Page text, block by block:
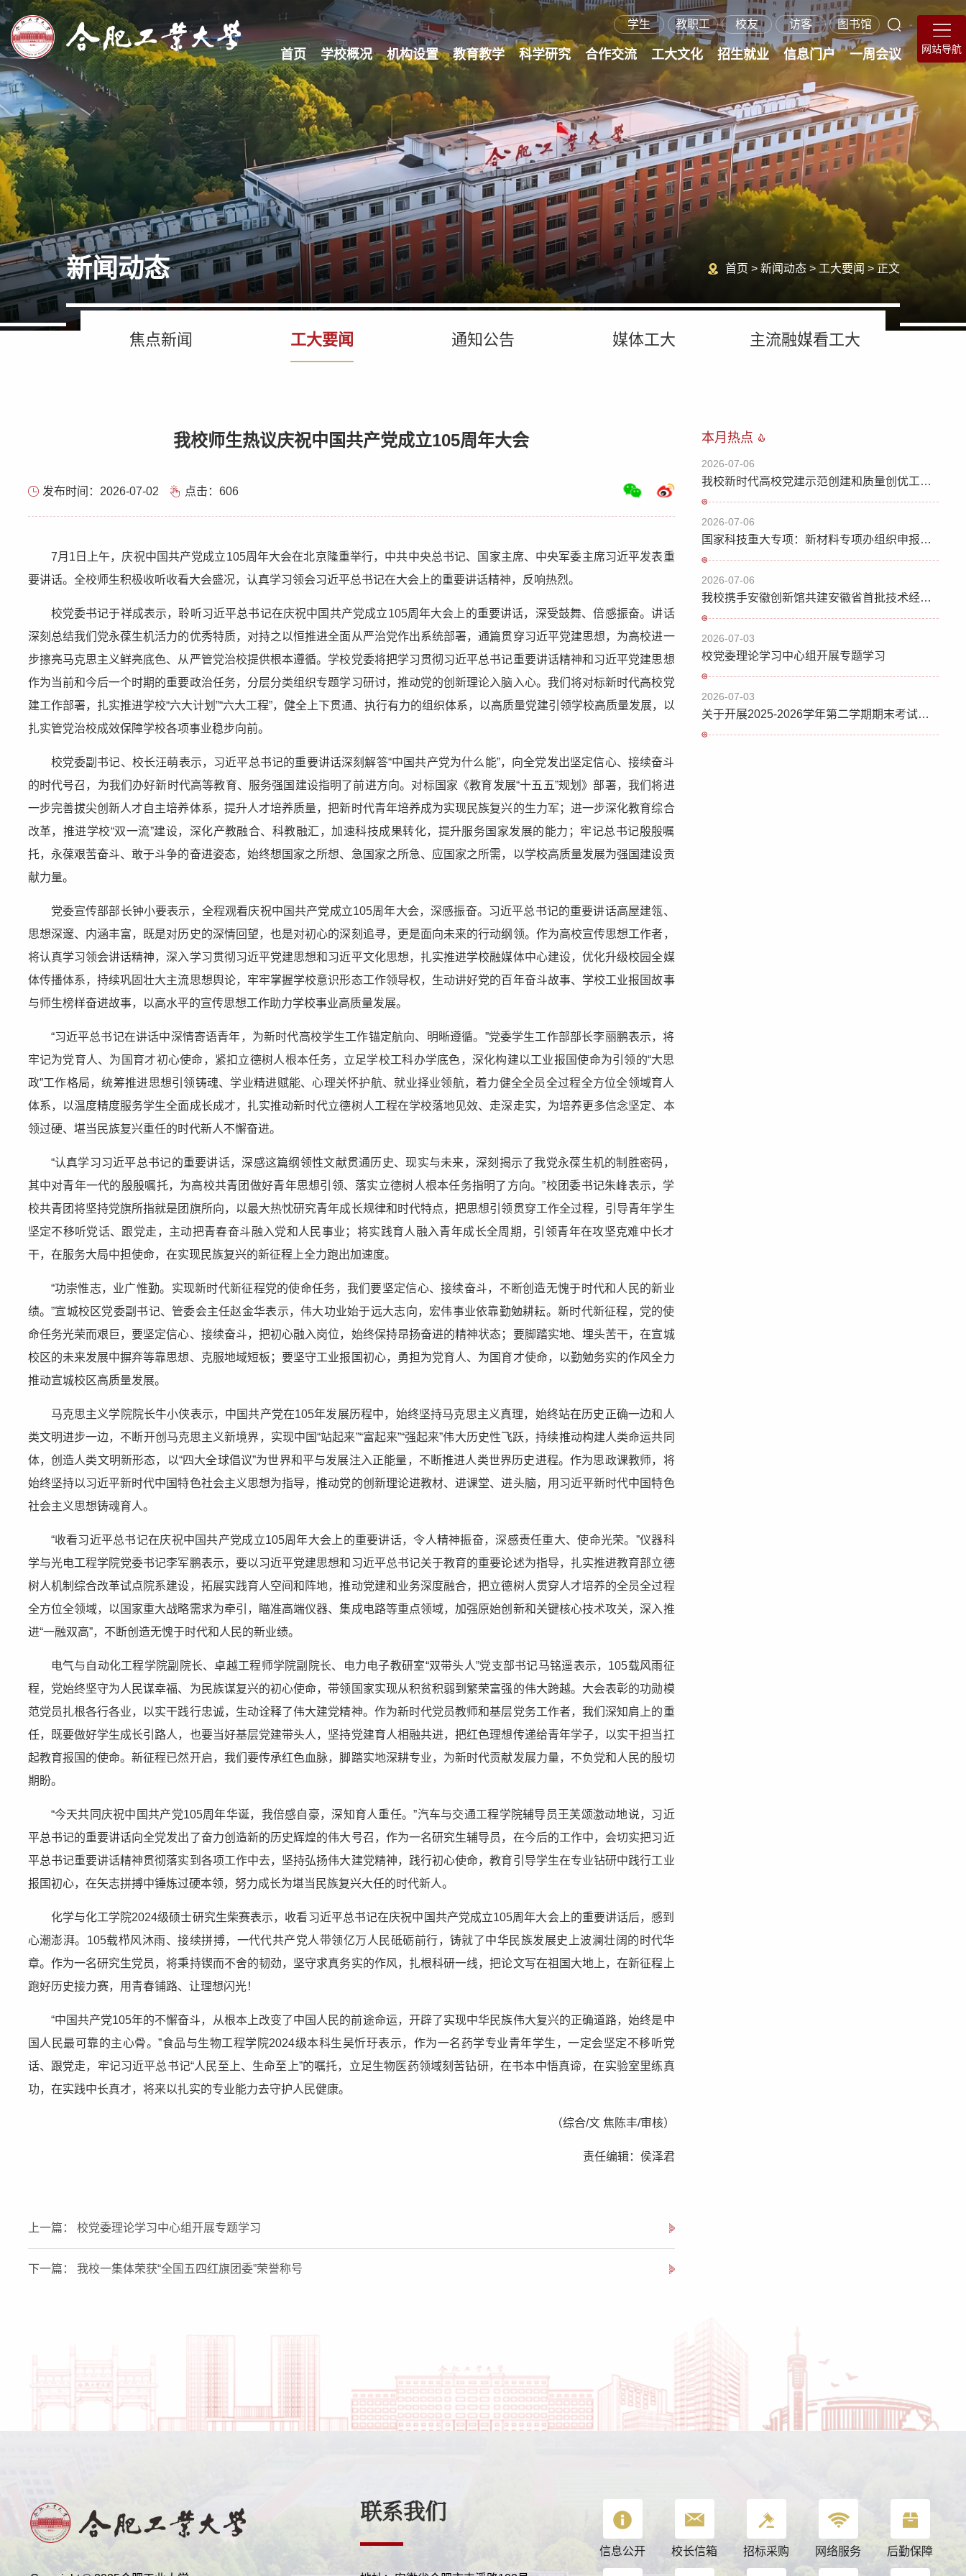
学生 教职工 校友 访客 图书馆
首页 学校概况
工大简介
历史沿革
现任领导
历任领导
学校章程
工大标识
机构设置
院系设置
组织机构
教育教学
本科生教育
研究生教育
科学研究 合作交流
外事资讯
国际交流
港澳台交流
交流项目
工大文化 招生就业
研究生招生
在职硕士招生
继续教育招生
就业指导服务
海外学生招生
信息门户 一周会议 网站导航
新闻动态 首页 > 新闻动态 > 工大要闻 > 正文
焦点新闻 工大要闻 通知公告 媒体工大 主流融媒看工大
我校师生热议庆祝中国共产党成立105周年大会
发布时间：2026-07-02 点击： 606
7月1日上午，庆祝中国共产党成立105周年大会在北京隆重举行，中共中央总书记、国家主席、中央军委主席习近平发表重
要讲话。全校师生积极收听收看大会盛况，认真学习领会习近平总书记在大会上的重要讲话精神，反响热烈。
校党委书记于祥成表示，聆听习近平总书记在庆祝中国共产党成立105周年大会上的重要讲话，深受鼓舞、倍感振奋。讲话
深刻总结我们党永葆生机活力的优秀特质，对持之以恒推进全面从严治党作出系统部署，通篇贯穿习近平党建思想，为高校进一
步擦亮马克思主义鲜亮底色、从严管党治校提供根本遵循。学校党委将把学习贯彻习近平总书记重要讲话精神和习近平党建思想
作为当前和今后一个时期的重要政治任务，分层分类组织专题学习研讨，推动党的创新理论入脑入心。我们将对标新时代高校党
建工作部署，扎实推进学校“六大计划”“六大工程”，健全上下贯通、执行有力的组织体系，以高质量党建引领学校高质量发展，以
扎实管党治校成效保障学校各项事业稳步向前。
校党委副书记、校长汪萌表示，习近平总书记的重要讲话深刻解答“中国共产党为什么能”，向全党发出坚定信心、接续奋斗
的时代号召，为我们办好新时代高等教育、服务强国建设指明了前进方向。对标国家《教育发展“十五五”规划》部署，我们将进
一步完善拔尖创新人才自主培养体系，提升人才培养质量，把新时代青年培养成为实现民族复兴的生力军；进一步深化教育综合
改革，推进学校“双一流”建设，深化产教融合、科教融汇，加速科技成果转化，提升服务国家发展的能力；牢记总书记殷殷嘱
托，永葆艰苦奋斗、敢于斗争的奋进姿态，始终想国家之所想、急国家之所急、应国家之所需，以学校高质量发展为强国建设贡
献力量。
党委宣传部部长钟小要表示，全程观看庆祝中国共产党成立105周年大会，深感振奋。习近平总书记的重要讲话高屋建瓴、
思想深邃、内涵丰富，既是对历史的深情回望，也是对初心的深刻追寻，更是面向未来的行动纲领。作为高校宣传思想工作者，
将认真学习领会讲话精神，深入学习贯彻习近平党建思想和习近平文化思想，扎实推进学校融媒体中心建设，优化升级校园全媒
体传播体系，持续巩固壮大主流思想舆论，牢牢掌握学校意识形态工作领导权，生动讲好党的百年奋斗故事、学校工业报国故事
与师生榜样奋进故事，以高水平的宣传思想工作助力学校事业高质量发展。
“习近平总书记在讲话中深情寄语青年，为新时代高校学生工作锚定航向、明晰遵循。”党委学生工作部部长李丽鹏表示，将
牢记为党育人、为国育才初心使命，紧扣立德树人根本任务，立足学校工科办学底色，深化构建以工业报国使命为引领的“大思
政”工作格局，统筹推进思想引领铸魂、学业精进赋能、心理关怀护航、就业择业领航，着力健全全员全过程全方位全领域育人
体系，以温度精度服务学生全面成长成才，扎实推动新时代立德树人工程在学校落地见效、走深走实，为培养更多信念坚定、本
领过硬、堪当民族复兴重任的时代新人不懈奋进。
“认真学习习近平总书记的重要讲话，深感这篇纲领性文献贯通历史、现实与未来，深刻揭示了我党永葆生机的制胜密码，
其中对青年一代的殷殷嘱托，为高校共青团做好青年思想引领、落实立德树人根本任务指明了方向。”校团委书记朱峰表示，学
校共青团将坚持党旗所指就是团旗所向，以最大热忱研究青年成长规律和时代特点，把思想引领贯穿工作全过程，引导青年学生
坚定不移听党话、跟党走，主动把青春奋斗融入党和人民事业；将实践育人融入青年成长全周期，引领青年在攻坚克难中长才
干，在服务大局中担使命，在实现民族复兴的新征程上全力跑出加速度。
“功崇惟志，业广惟勤。实现新时代新征程党的使命任务，我们要坚定信心、接续奋斗，不断创造无愧于时代和人民的新业
绩。”宣城校区党委副书记、管委会主任赵金华表示，伟大功业始于远大志向，宏伟事业依靠勤勉耕耘。新时代新征程，党的使
命任务光荣而艰巨，要坚定信心、接续奋斗，把初心融入岗位，始终保持昂扬奋进的精神状态；要脚踏实地、埋头苦干，在宣城
校区的未来发展中摒弃等靠思想、克服地域短板；要坚守工业报国初心，勇担为党育人、为国育才使命，以勤勉务实的作风全力
推动宣城校区高质量发展。
马克思主义学院院长牛小侠表示，中国共产党在105年发展历程中，始终坚持马克思主义真理，始终站在历史正确一边和人
类文明进步一边，不断开创马克思主义新境界，实现中国“站起来”“富起来”“强起来”伟大历史性飞跃，持续推动构建人类命运共同
体，创造人类文明新形态，以“四大全球倡议”为世界和平与发展注入正能量，不断推进人类世界历史进程。作为思政课教师，将
始终坚持以习近平新时代中国特色社会主义思想为指导，推动党的创新理论进教材、进课堂、进头脑，用习近平新时代中国特色
社会主义思想铸魂育人。
“收看习近平总书记在庆祝中国共产党成立105周年大会上的重要讲话，令人精神振奋，深感责任重大、使命光荣。”仪器科
学与光电工程学院党委书记李军鹏表示，要以习近平党建思想和习近平总书记关于教育的重要论述为指导，扎实推进教育部立德
树人机制综合改革试点院系建设，拓展实践育人空间和阵地，推动党建和业务深度融合，把立德树人贯穿人才培养的全员全过程
全方位全领域，以国家重大战略需求为牵引，瞄准高端仪器、集成电路等重点领域，加强原始创新和关键核心技术攻关，深入推
进“一融双高”，不断创造无愧于时代和人民的新业绩。
电气与自动化工程学院副院长、卓越工程师学院副院长、电力电子教研室“双带头人”党支部书记马铭遥表示，105载风雨征
程，党始终坚守为人民谋幸福、为民族谋复兴的初心使命，带领国家实现从积贫积弱到繁荣富强的伟大跨越。大会表彰的功勋模
范党员扎根各行各业，以实干践行忠诚，生动诠释了伟大建党精神。作为新时代党员教师和基层党务工作者，我们深知肩上的重
任，既要做好学生成长引路人，也要当好基层党建带头人，坚持党建育人相融共进，把红色理想传递给青年学子，以实干担当扛
起教育报国的使命。新征程已然开启，我们要传承红色血脉，脚踏实地深耕专业，为新时代贡献发展力量，不负党和人民的殷切
期盼。
“今天共同庆祝中国共产党105周年华诞，我倍感自豪，深知育人重任。”汽车与交通工程学院辅导员王芙颂激动地说，习近
平总书记的重要讲话向全党发出了奋力创造新的历史辉煌的伟大号召，作为一名研究生辅导员，在今后的工作中，会切实把习近
平总书记重要讲话精神贯彻落实到各项工作中去，坚持弘扬伟大建党精神，践行初心使命，教育引导学生在专业钻研中践行工业
报国初心，在矢志拼搏中锤炼过硬本领，努力成长为堪当民族复兴大任的时代新人。
化学与化工学院2024级硕士研究生柴赛表示，收看习近平总书记在庆祝中国共产党成立105周年大会上的重要讲话后，感到
心潮澎湃。105载栉风沐雨、接续拼搏，一代代共产党人带领亿万人民砥砺前行，铸就了中华民族发展史上波澜壮阔的时代华
章。作为一名研究生党员，将秉持锲而不舍的韧劲，坚守求真务实的作风，扎根科研一线，把论文写在祖国大地上，在新征程上
跑好历史接力赛，用青春铺路、让理想闪光！
“中国共产党105年的不懈奋斗，从根本上改变了中国人民的前途命运，开辟了实现中华民族伟大复兴的正确道路，始终是中
国人民最可靠的主心骨。”食品与生物工程学院2024级本科生吴忻玗表示，作为一名药学专业青年学生，一定会坚定不移听党
话、跟党走，牢记习近平总书记“人民至上、生命至上”的嘱托，立足生物医药领域刻苦钻研，在书本中悟真谛，在实验室里练真
功，在实践中长真才，将来以扎实的专业能力去守护人民健康。
（综合/文 焦陈丰/审核）
责任编辑：侯泽君
上一篇： 校党委理论学习中心组开展专题学习
下一篇： 我校一集体荣获“全国五四红旗团委”荣誉称号
本月热点
2026-07-06
我校新时代高校党建示范创建和质量创优工作再创新佳绩
2026-07-06
国家科技重大专项：新材料专项办组织申报重点新材料研发及应用国家科技重大专项（科技创新2030重大项目）2026年度第二批项目
2026-07-06
我校携手安徽创新馆共建安徽省首批技术经理人学院
2026-07-03
校党委理论学习中心组开展专题学习
2026-07-03
关于开展2025-2026学年第二学期期末考试校院两级巡查工作的通知
联系我们
信息公开 校长信箱 招标采购 网络服务 后勤保障